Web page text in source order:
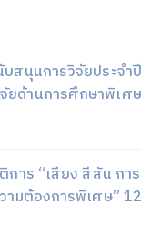
สนุนการวิจัยประจำ
ยด้านการศึกษาพิเศษ
การ “เสียง สีสัน กา
ามต้องการพิเศษ”